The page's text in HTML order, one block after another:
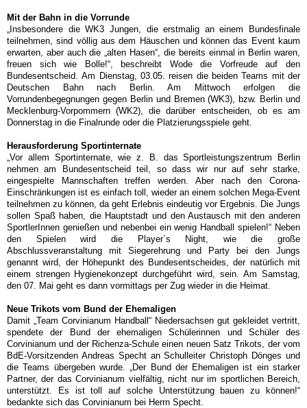
Mit der Bahn in die Vorrunde
„Insbesondere die WK3 Jungen, die erstmalig an einem Bundesfinale
teilnehmen, sind völlig aus dem Häuschen und können das Event kaum
erwarten, aber auch die „alten Hasen“, die bereits einmal in Berlin waren,
freuen sich wie Bolle!“, beschreibt Wode die Vorfreude auf den
Bundesentscheid.Am Dienstag, 03.05. reisen die beiden Teams mit der
Deutschen Bahn nach Berlin. Am Mittwoch erfolgen die
Vorrundenbegegnungen gegen Berlin und Bremen (WK3), bzw. Berlin und
Mecklenburg-Vorpommern (WK2), die darüber entscheiden, ob es am
Donnerstag in die Finalrunde oder die Platzierungsspiele geht.
Herausforderung Sportinternate
„Vor allem Sportinternate, wie z. B. das Sportleistungszentrum Berlin
nehmen am Bundesentscheid teil, so dass wir nur auf sehr starke,
eingespielte Mannschaften treffen werden. Aber nach den Corona-
Einschränkungen ist es einfach toll, wieder an einem solchen Mega-Event
teilnehmen zu können, da geht Erlebnis eindeutig vor Ergebnis. Die Jungs
sollen Spaß haben, die Hauptstadt und den Austausch mit den anderen
SportlerInnen genießen und nebenbei ein wenig Handball spielen!“ Neben
den Spielen wird die Player´s Night, wie die große
Abschlussveranstaltung mit Siegerehrung und Party bei den Jungs
genannt wird, der Höhepunkt des Bundesentscheides, der natürlich mit
einem strengen Hygienekonzept durchgeführt wird, sein.Am Samstag,
den 07. Mai geht es dann vormittags per Zug wieder in die Heimat.
Neue Trikots vom Bund der Ehemaligen
Damit „Team Corvinianum Handball“ Niedersachsen gut gekleidet vertritt,
spendete der Bund der ehemaligen Schülerinnen und Schüler des
Corvinianum und der Richenza-Schule einen neuen Satz Trikots, der vom
BdE-Vorsitzenden Andreas Specht an Schulleiter Christoph Dönges und
die Teams übergeben wurde. „Der Bund der Ehemaligen ist ein starker
Partner, der das Corvinianum vielfältig, nicht nur im sportlichen Bereich,
unterstützt. Es ist toll auf solche Unterstützung bauen zu können!“
bedankte sich das Corvinianum bei Herrn Specht.